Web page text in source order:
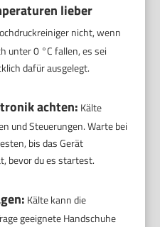
lieber
nicht, wenn
unter 0 °C fallen, es sei
dafür ausgelegt.
achten: Kälte
und Steuerungen. Warte bei
bis das Gerät
bevor du es startest.
Kälte kann die
geeignete Handschuhe